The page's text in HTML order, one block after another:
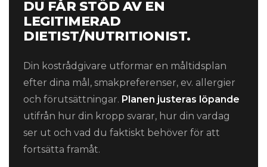
DU FÅR STÖD AV EN
LEGITIMERAD
DIETIST/NUTRITIONIST.
Din kostrådgivare utformar en måltidsplan
efter dina mål, smakpreferenser, ev. allergier
och förutsättningar. Planen justeras löpande
utifrån hur din kropp svarar, hur din vardag
ser ut och vad du faktiskt behöver för att
fortsätta framåt.